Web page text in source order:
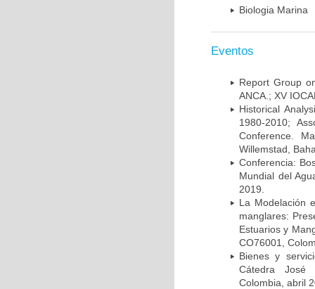
Biologia Marina
Eventos
Report Group
ANCA.; XV
Historical
1980-2010;
Conference.
Willemstad,
Conferencia:
Mundial del
2019.
La Modelación
manglares:
Estuarios y
CO76001,
Bienes y
Cátedra José
Colombia, abril